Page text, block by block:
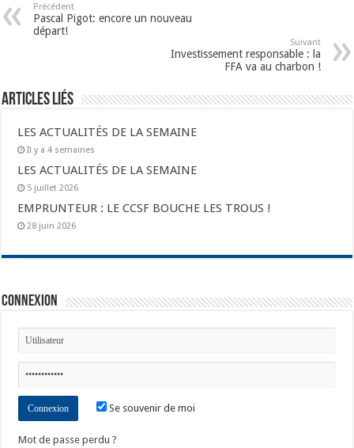
Précédent
Pascal Pigot: encore un nouveau
départ!
Suivant
Investissement responsable : la
FFA va au charbon !
Articles liés
LES ACTUALITÉS DE LA SEMAINE
Il y a 4 semaines
LES ACTUALITÉS DE LA SEMAINE
5 juillet 2026
EMPRUNTEUR : LE CCSF BOUCHE LES TROUS !
28 juin 2026
Connexion
Se souvenir de moi
Mot de passe perdu ?